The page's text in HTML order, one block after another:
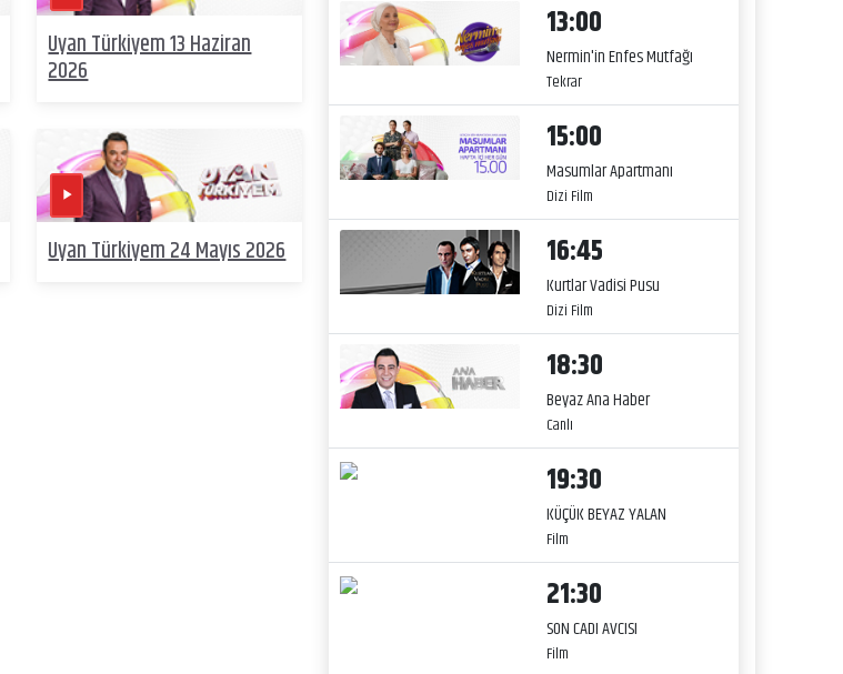
Uyan Türkiyem 13 Haziran
2026
Uyan Türkiyem 24 Mayıs 2026
13:00
Nermin'in Enfes Mutfağı
Tekrar
15:00
Masumlar Apartmanı
Dizi Film
16:45
Kurtlar Vadisi Pusu
Dizi Film
18:30
Beyaz Ana Haber
Canlı
19:30
KÜÇÜK BEYAZ YALAN
Film
21:30
SON CADI AVCISI
Film